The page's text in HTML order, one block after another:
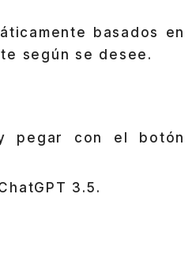
basados en
según se desee.
pegar con el botón
3.5.